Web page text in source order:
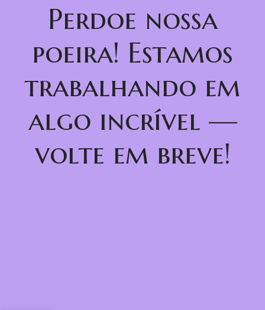
Perdoe nossa
poeira! Estamos
trabalhando em
algo incrível —
volte em breve!